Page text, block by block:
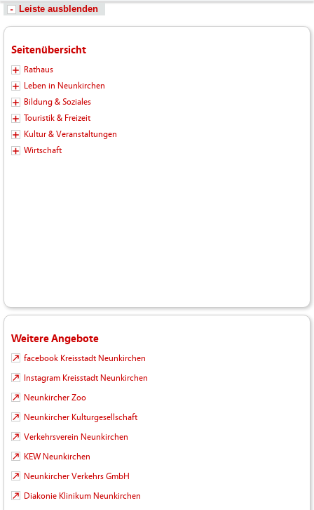
Leiste ausblenden
Seitenübersicht
Rathaus
Leben in Neunkirchen
Bildung & Soziales
Touristik & Freizeit
Kultur & Veranstaltungen
Wirtschaft
Weitere Angebote
facebook Kreisstadt Neunkirchen
Instagram Kreisstadt Neunkirchen
Neunkircher Zoo
Neunkircher Kulturgesellschaft
Verkehrsverein Neunkirchen
KEW Neunkirchen
Neunkircher Verkehrs GmbH
Diakonie Klinikum Neunkirchen